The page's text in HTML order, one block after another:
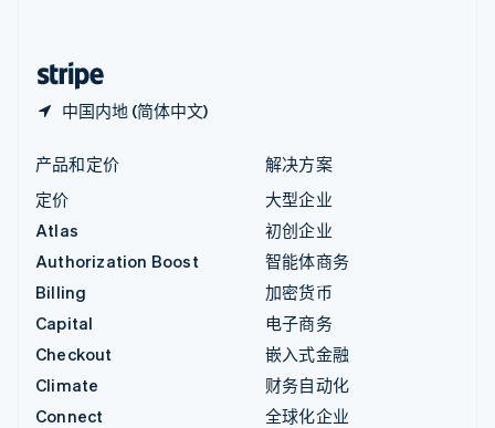
中国内地 (简体中文)
产品和定价
定价
Atlas
Authorization Boost
Billing
Capital
Checkout
Climate
Connect
解决方案
大型企业
初创企业
智能体商务
加密货币
电子商务
嵌入式金融
财务自动化
全球化企业